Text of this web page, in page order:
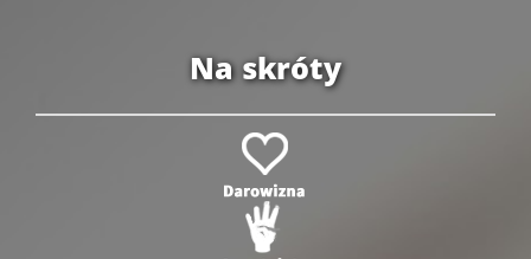
Na skróty